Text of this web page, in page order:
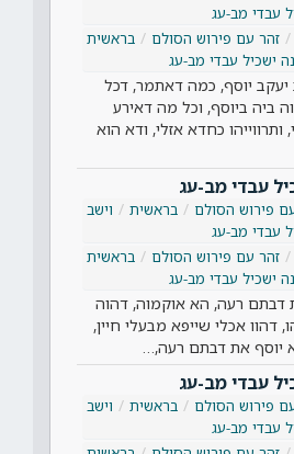
עבדי מב-עג
זהר עם פירוש הסולם
בראשית
ישכיל עבדי מב-עג
יוסף, כמה דאתמר, דכל
ביה ביוסף, וכל מה דאירע
כחדא אזלי, ודא הוא
עבדי מב-עג
פירוש הסולם בראשית
וישב
עבדי מב-עג
זהר עם פירוש הסולם
בראשית
ישכיל עבדי מב-עג
דבתם רעה, הא אוקמוה, דהוה
דהוו אכלי שייפא מבעלי חיין,
יוסף את דבתם רעה,…
עבדי מב-עג
פירוש הסולם בראשית
וישב
עבדי מב-עג